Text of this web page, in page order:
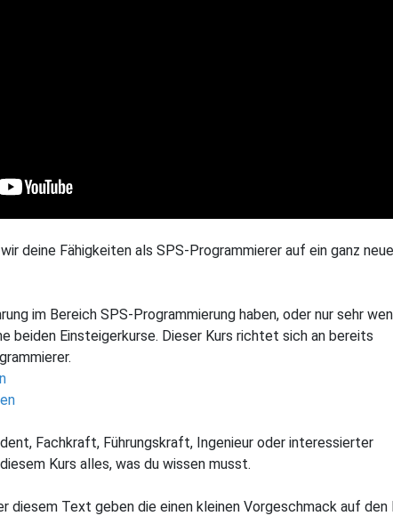
deine Fähigkeiten als SPS-Programmierer auf ein ganz
im Bereich SPS-Programmierung haben, oder nur sehr
beiden Einsteigerkurse. Dieser Kurs richtet sich an bereits
Fachkraft, Führungskraft, Ingenieur oder interessierter
Kurs alles, was du wissen musst.
diesem Text geben die einen kleinen Vorgeschmack auf den